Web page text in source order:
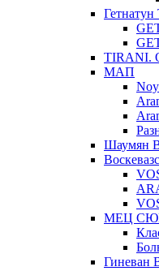
TIRANI.
МАП
Шаумян
МЕЦ
Гиневан